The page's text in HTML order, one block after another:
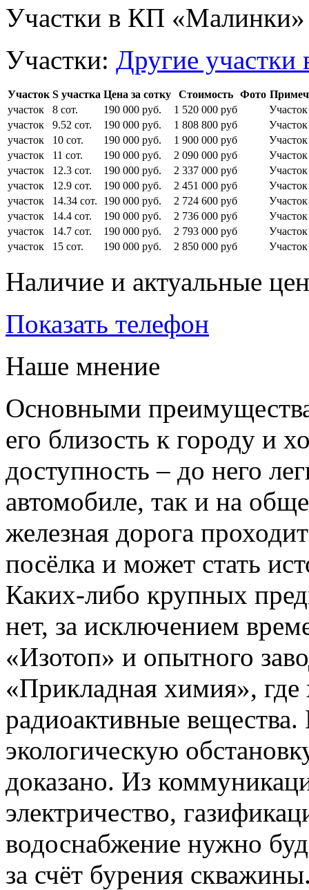
Участки в КП «Малинки»
Участки: Другие участки
Участок S участка Цена за сотку Стоимость Фото
участок
8 сот. 190 000 руб. 1 520 000 руб
участок
9.52 сот. 190 000 руб. 1 808 800 руб
участок
10 сот. 190 000 руб. 1 900 000 руб
участок
11 сот. 190 000 руб. 2 090 000 руб
участок
12.3 сот. 190 000 руб. 2 337 000 руб
участок
12.9 сот. 190 000 руб. 2 451 000 руб
участок
14.34 сот. 190 000 руб. 2 724 600 руб
участок
14.4 сот. 190 000 руб. 2 736 000 руб
участок
14.7 сот. 190 000 руб. 2 793 000 руб
участок
15 сот. 190 000 руб. 2 850 000 руб
Наличие и актуальные
Показать телефон
Наше мнение
Основными
его близость к городу и
доступность – до него
автомобиле, так и на
железная дорога
посёлка и может стать
Каких-либо крупных
нет, за исключением
«Изотоп» и опытного
«Прикладная химия», где
радиоактивные
экологическую
доказано. Из
электричество,
водоснабжение нужно
за счёт бурения